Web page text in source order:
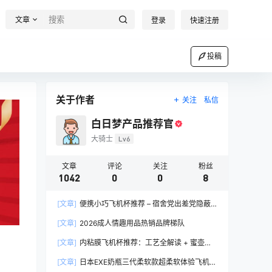
文章 登录 快速注册
投稿
关于作者 关注 私信
白日梦产品推荐官
大骑士 Lv6
文章
1042
评论
0
关注
0
粉丝
8
[文章] 便携小巧飞机杯推荐 – 宿舍党出差党隐蔽
[文章] 2026成人情趣用品热销品牌梯队
[文章] 内粘膜飞机杯推荐：工艺全解读 + 蜜壶香
[文章] 日本EXE奶瓶三代柔软款超柔软体验飞机杯